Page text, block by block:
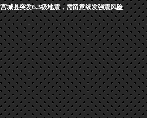
宫城县突发6.3级地震，需留意续发强震风险